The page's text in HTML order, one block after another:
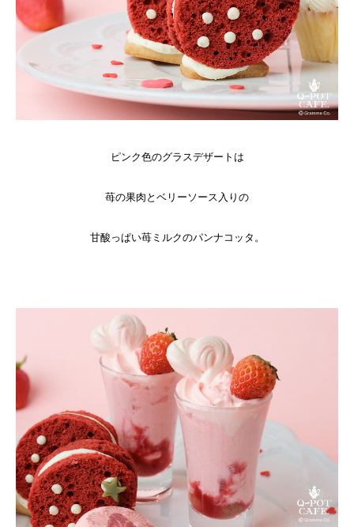
ピンク色のグラスデザートは
苺の果肉とベリーソース入りの
甘酸っぱい苺ミルクのパンナコッタ。